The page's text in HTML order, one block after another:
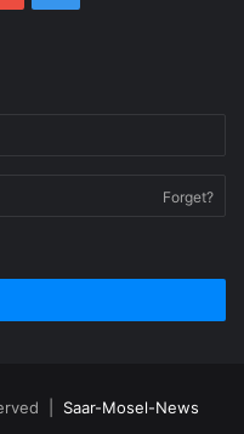
Forget?
| Saar-Mosel-News